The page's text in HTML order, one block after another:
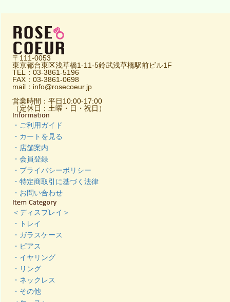
〒111-0053
東京都台東区浅草橋1-11-5鈴武浅草橋駅前ビル1F
TEL：03-3861-5196
FAX：03-3861-0698
mail：info@rosecoeur.jp
営業時間：平日10:00-17:00
（定休日：土曜・日・祝日）
・ご利用ガイド
・カートを見る
・店舗案内
・会員登録
・プライバシーポリシー
・特定商取引に基づく法律
・お問い合わせ
＜ディスプレイ＞
・トレイ
・ガラスケース
・ピアス
・イヤリング
・リング
・ネックレス
・その他